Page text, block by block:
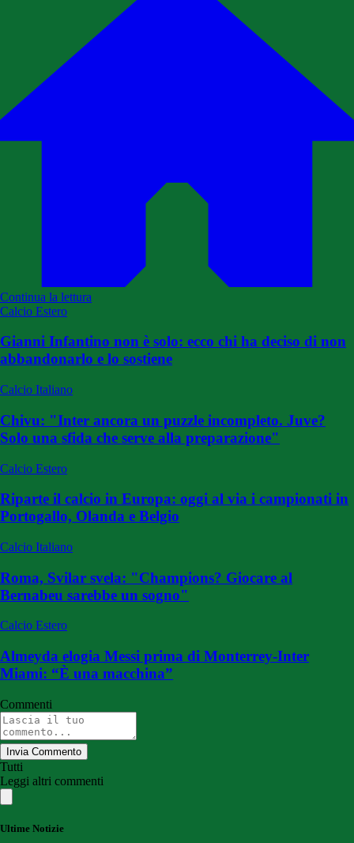
Continua la lettura
Calcio Estero
Gianni Infantino non è solo: ecco chi ha deciso di non
abbandonarlo e lo sostiene
Calcio Italiano
Chivu: "Inter ancora un puzzle incompleto. Juve?
Solo una sfida che serve alla preparazione"
Calcio Estero
Riparte il calcio in Europa: oggi al via i campionati in
Portogallo, Olanda e Belgio
Calcio Italiano
Roma, Svilar svela: "Champions? Giocare al
Bernabeu sarebbe un sogno"
Calcio Estero
Almeyda elogia Messi prima di Monterrey-Inter
Miami: “È una macchina”
Commenti
Invia Commento
Tutti
Leggi altri commenti
Ultime Notizie